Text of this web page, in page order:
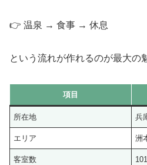
👉 温泉 → 食事 → 休息
という流れが作れるのが最大の
項目
所在地 兵
エリア 洲
客室数